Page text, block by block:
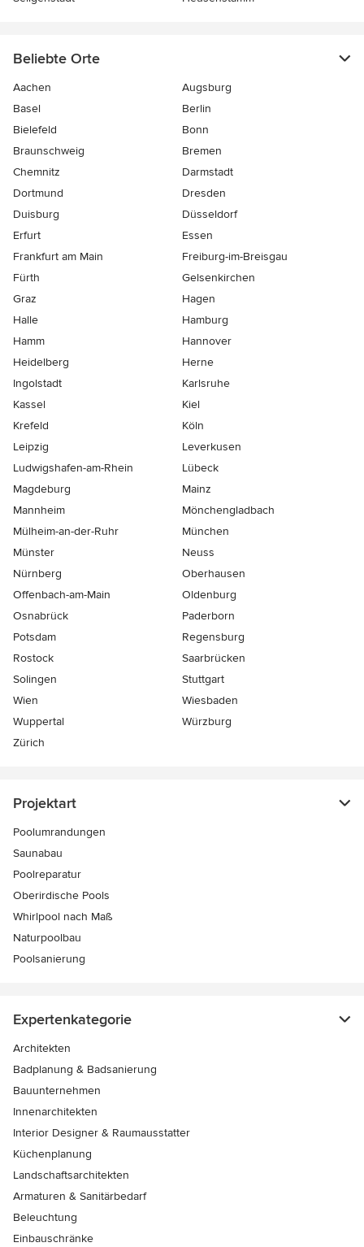
Beliebte Orte
Aachen
Augsburg
Basel
Berlin
Bielefeld
Bonn
Braunschweig
Bremen
Chemnitz
Darmstadt
Dortmund
Dresden
Duisburg
Düsseldorf
Erfurt
Essen
Frankfurt am Main
Freiburg-im-Breisgau
Fürth
Gelsenkirchen
Graz
Hagen
Halle
Hamburg
Hamm
Hannover
Heidelberg
Herne
Ingolstadt
Karlsruhe
Kassel
Kiel
Krefeld
Köln
Leipzig
Leverkusen
Ludwigshafen-am-Rhein
Lübeck
Magdeburg
Mainz
Mannheim
Mönchen­gladbach
Mülheim-an-der-Ruhr
München
Münster
Neuss
Nürnberg
Oberhausen
Offenbach-am-Main
Oldenburg
Osnabrück
Paderborn
Potsdam
Regensburg
Rostock
Saarbrücken
Solingen
Stuttgart
Wien
Wiesbaden
Wuppertal
Würzburg
Zürich
Projektart
Poolumrandungen
Saunabau
Poolreparatur
Oberirdische Pools
Whirlpool nach Maß
Naturpoolbau
Poolsanierung
Expertenkategorie
Architekten
Badplanung & Badsanierung
Bauunternehmen
Innenarchitekten
Interior Designer & Raumausstatter
Küchenplanung
Landschaftsarchitekten
Armaturen & Sanitärbedarf
Beleuchtung
Einbauschränke